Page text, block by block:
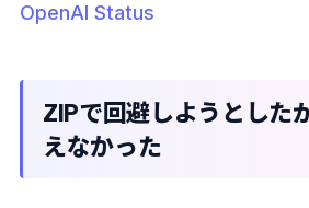
OpenAI Status
ZIPで回避しようとした
えなかった